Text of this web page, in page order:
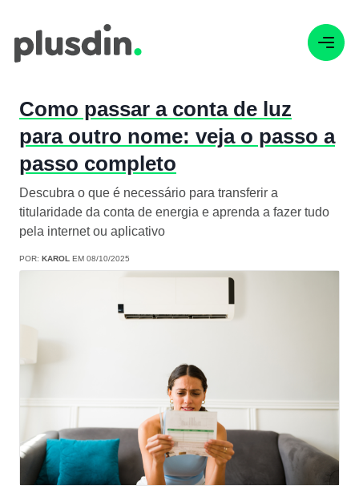
Como passar a conta de luz
para outro nome: veja o passo a
passo completo
Descubra o que é necessário para transferir a
titularidade da conta de energia e aprenda a fazer tudo
pela internet ou aplicativo
POR: KAROL EM 08/10/2025